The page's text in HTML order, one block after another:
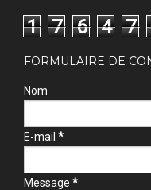
1 7 6 4 7
FORMULAIRE DE
Nom
E-mail *
Message *